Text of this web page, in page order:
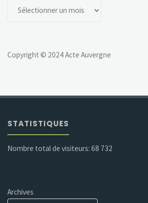
Copyright © 2024 Acte Auvergne
STATISTIQUES
Nombre total de visiteurs:68 732
Archives